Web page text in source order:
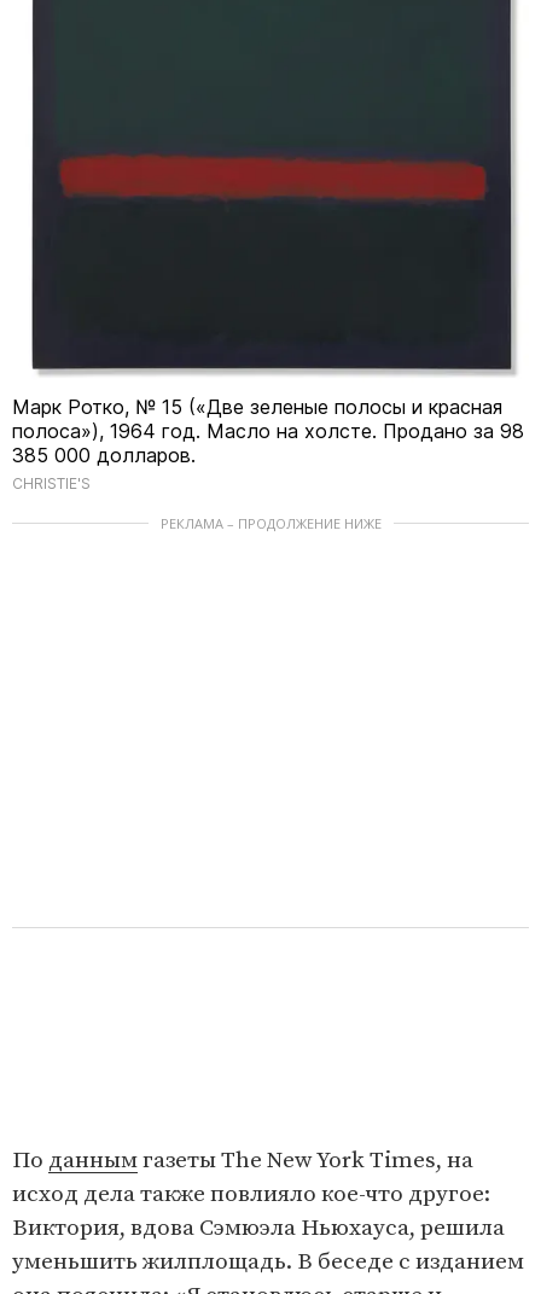
Марк Ротко, № 15 («Две зеленые полосы и красная
полоса»), 1964 год. Масло на холсте. Продано за 98
385 000 долларов.
CHRISTIE'S
РЕКЛАМА – ПРОДОЛЖЕНИЕ НИЖЕ
По даннымгазеты The New York Times, на
исход дела также повлияло кое-что другое:
Виктория, вдова Сэмюэла Ньюхауса, решила
уменьшить жилплощадь. В беседе с изданием